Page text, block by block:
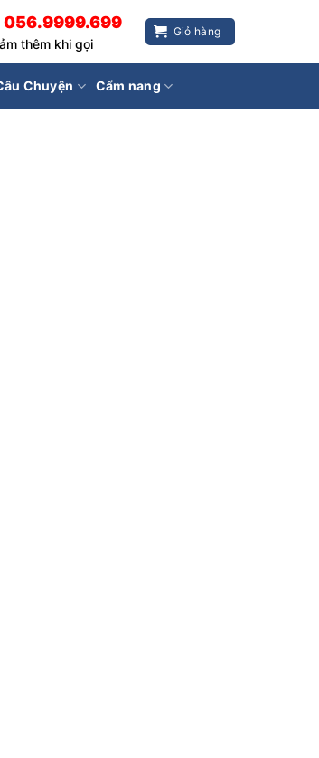
056.9999.699
thêm khi gọi
Giỏ hàng
Chuyện Cẩm nang